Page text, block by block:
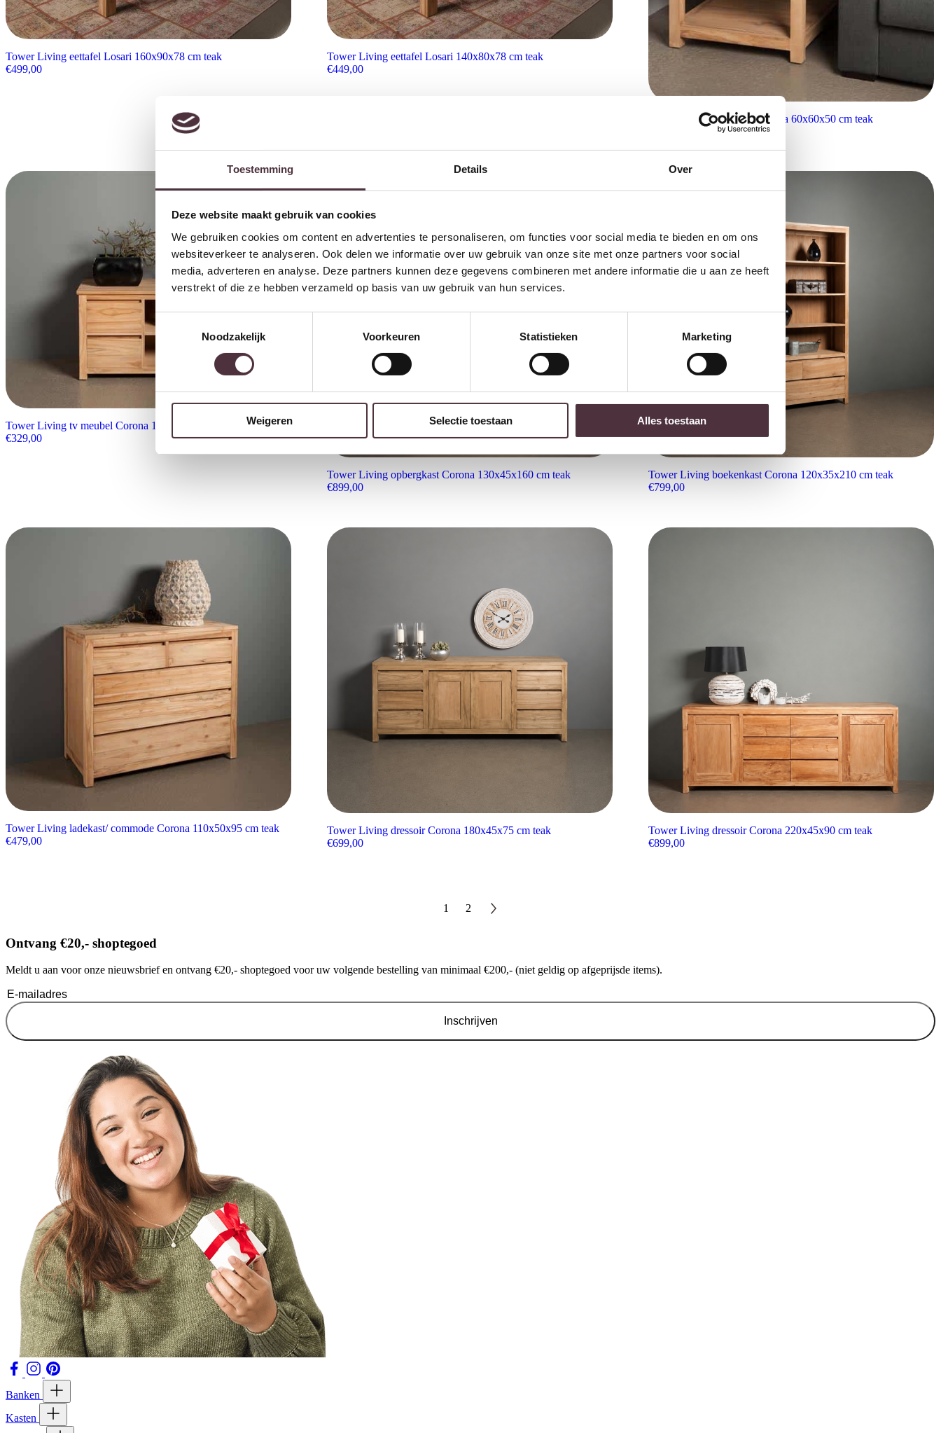
Toestemming Details Over
Deze website maakt gebruik van cookies
We gebruiken cookies om content en advertenties te personaliseren, om functies voor social media te bieden en om ons
websiteverkeer te analyseren. Ook delen we informatie over uw gebruik van onze site met onze partners voor social
media, adverteren en analyse. Deze partners kunnen deze gegevens combineren met andere informatie die u aan ze heeft
verstrekt of die ze hebben verzameld op basis van uw gebruik van hun services.
Noodzakelijk
Voorkeuren Statistieken Marketing
Weigeren Selectie toestaan Alles toestaan
Tower Living eettafel Losari 160x90x78 cm teak
€499,00
Tower Living eettafel Losari 140x80x78 cm teak
€449,00
Tower Living hoektafel Corona 60x60x50 cm teak
Tower Living tv meubel Corona 100x50x60 cm teak
€329,00
Tower Living opbergkast Corona 130x45x160 cm teak
€899,00
Tower Living boekenkast Corona 120x35x210 cm teak
€799,00
Tower Living ladekast/ commode Corona 110x50x95 cm teak
€479,00
Tower Living dressoir Corona 180x45x75 cm teak
€699,00
Tower Living dressoir Corona 220x45x90 cm teak
€899,00
1 2
Ontvang €20,- shoptegoed
Meldt u aan voor onze nieuwsbrief en ontvang €20,- shoptegoed voor uw volgende bestelling van minimaal €200,- (niet geldig op afgeprijsde items).
Inschrijven
Banken
Kasten